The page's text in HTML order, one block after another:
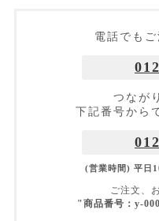
電話でも
つなが
下記番号から
(営業時間) 平日
ご注文、
"商品番号：y-